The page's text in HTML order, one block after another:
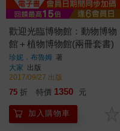
歡迎光臨博物館：動物博物
館＋植物博物館(兩冊套書)
珍妮．布魯姆 著
大家 出版
2017/09/27 出版
75 折 特價 1350 元
加入購物車